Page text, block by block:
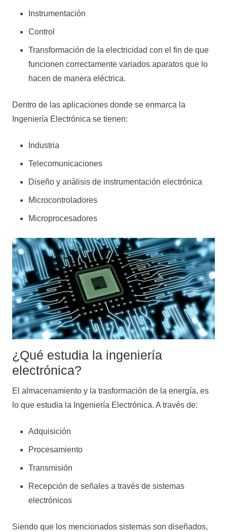
Instrumentación
Control
Transformación de la electricidad con el fin de que
funcionen correctamente variados aparatos que lo
hacen de manera eléctrica.
Dentro de las aplicaciones donde se enmarca la
Ingeniería Electrónica se tienen:
Industria
Telecomunicaciones
Diseño y análisis de instrumentación electrónica
Microcontroladores
Microprocesadores
¿Qué estudia la ingeniería
electrónica?
El almacenamiento y la trasformación de la energía, es
lo que estudia la Ingeniería Electrónica. A través de:
Adquisición
Procesamiento
Transmisión
Recepción de señales a través de sistemas
electrónicos
Siendo que los mencionados sistemas son diseñados,